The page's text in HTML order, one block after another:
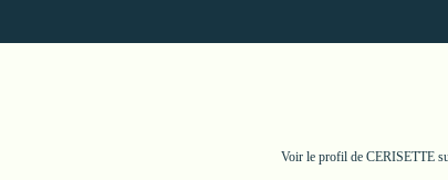
Voir le profil de CERISETTE